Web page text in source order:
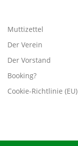
Muttizettel
Der Verein
Der Vorstand
Booking?
Cookie-Richtlinie (EU)